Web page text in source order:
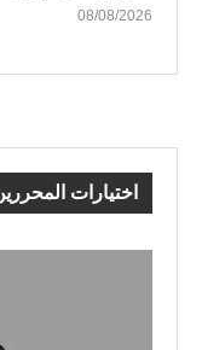
08/08/2026
اختيارات